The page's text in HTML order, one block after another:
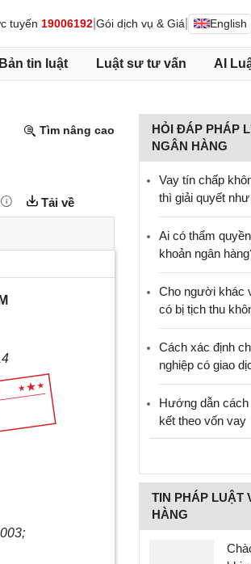
tuyến 19006192 Gói dịch vụ & Giá English
Bản tin luật Luật sư tư vấn AI
Tìm nâng cao
Tải về
HỎI ĐÁP PHÁP
NGÂN HÀNG
Vay tín chấp
thì giải quyết
Ai có thẩm
khoản ngân
Cho người khác
có bị tịch thu
Cách xác định
nghiệp có giao
Hướng dẫn cách
kết theo vốn vay
TIN PHÁP LUẬT
HÀNG